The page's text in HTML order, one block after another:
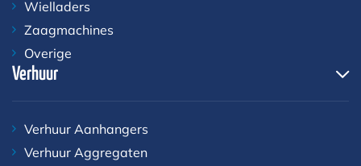
Wielladers
Zaagmachines
Overige
Verhuur
Verhuur Aanhangers
Verhuur Aggregaten